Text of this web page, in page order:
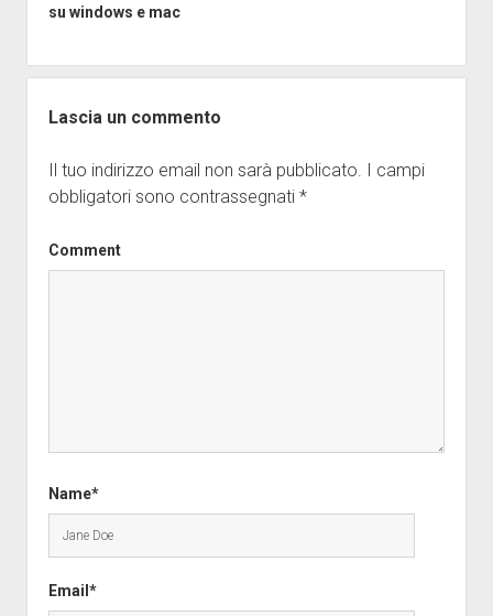
su windows e mac
Lascia un commento
Il tuo indirizzo email non sarà pubblicato.
I campi
obbligatori sono contrassegnati *
Comment
Name*
Email*